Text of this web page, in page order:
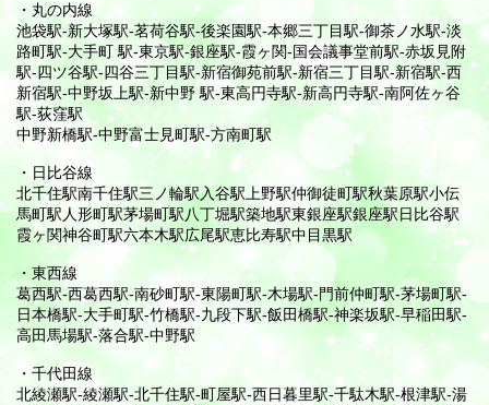
・丸の内線
池袋駅-新大塚駅-茗荷谷駅-後楽園駅-本郷三丁目駅-御茶ノ水駅-淡
路町駅-大手町 駅-東京駅-銀座駅-霞ヶ関-国会議事堂前駅-赤坂見附
駅-四ツ谷駅-四谷三丁目駅-新宿御苑前駅-新宿三丁目駅-新宿駅-西
新宿駅-中野坂上駅-新中野 駅-東高円寺駅-新高円寺駅-南阿佐ヶ谷
駅-荻窪駅
中野新橋駅-中野富士見町駅-方南町駅
・日比谷線
北千住駅南千住駅三ノ輪駅入谷駅上野駅仲御徒町駅秋葉原駅小伝
馬町駅人形町駅茅場町駅八丁堀駅築地駅東銀座駅銀座駅日比谷駅
霞ヶ関神谷町駅六本木駅広尾駅恵比寿駅中目黒駅
・東西線
葛西駅-西葛西駅-南砂町駅-東陽町駅-木場駅-門前仲町駅-茅場町駅-
日本橋駅-大手町駅-竹橋駅-九段下駅-飯田橋駅-神楽坂駅-早稲田駅-
高田馬場駅-落合駅-中野駅
・千代田線
北綾瀬駅-綾瀬駅-北千住駅-町屋駅-西日暮里駅-千駄木駅-根津駅-湯